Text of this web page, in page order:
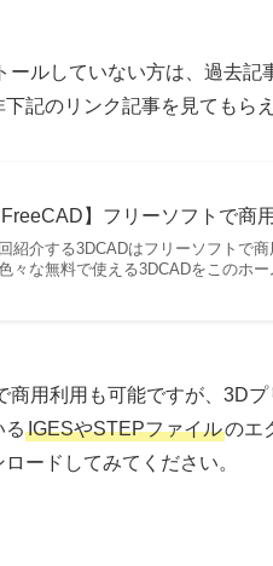
ールしていない方は、過去
記のリンク記事を見てもら
FreeCAD】フリーソフトで商
紹介する3DCADはフリーソフトで
々な無料で使える3DCADをこのホ
商用利用も可能ですが、3D
る IGESやSTEPファイルのエ
ードしてみてください。